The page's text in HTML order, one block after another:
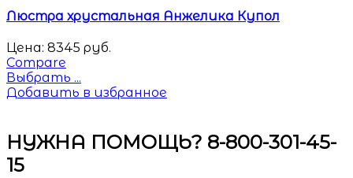
Люстра хрустальная Анжелика Купол
Цена: 8345 руб.
Compare
Выбрать ...
Добавить в избранное
НУЖНА ПОМОЩЬ? 8-800-301-45-
15